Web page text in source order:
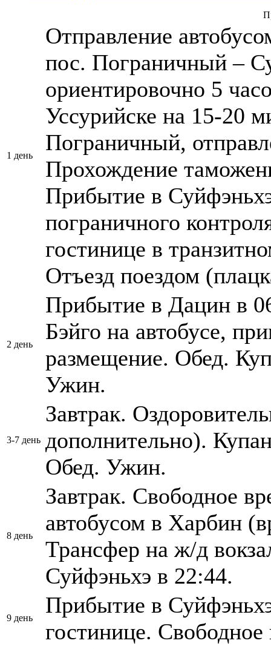
1 день
Отправление
пос. Пограничный –
ориентировочно 5
Уссурийске на 15-20
Пограничный,
Прохождение
Прибытие в
пограничного
гостинице в
Отъезд поездом
2 день
Прибытие в Дацин в
Бэйго на автобусе,
размещение. Обед.
Ужин.
3-7 день
Завтрак.
дополнительно).
Обед. Ужин.
8 день
Завтрак. Свободное
автобусом в Харбин
Трансфер на ж/д
Суйфэньхэ в 22:44.
9 день
Прибытие в
гостинице. Свободное